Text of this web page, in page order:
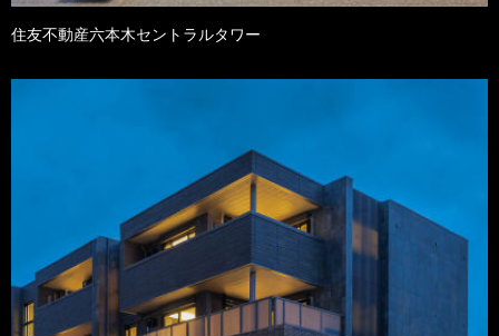
住友不動産六本木セントラルタワー